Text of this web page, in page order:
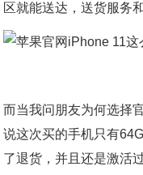
区就能送达，送货服务
而当我问朋友为何选择
说这次买的手机只有
了退货，并且还是激活